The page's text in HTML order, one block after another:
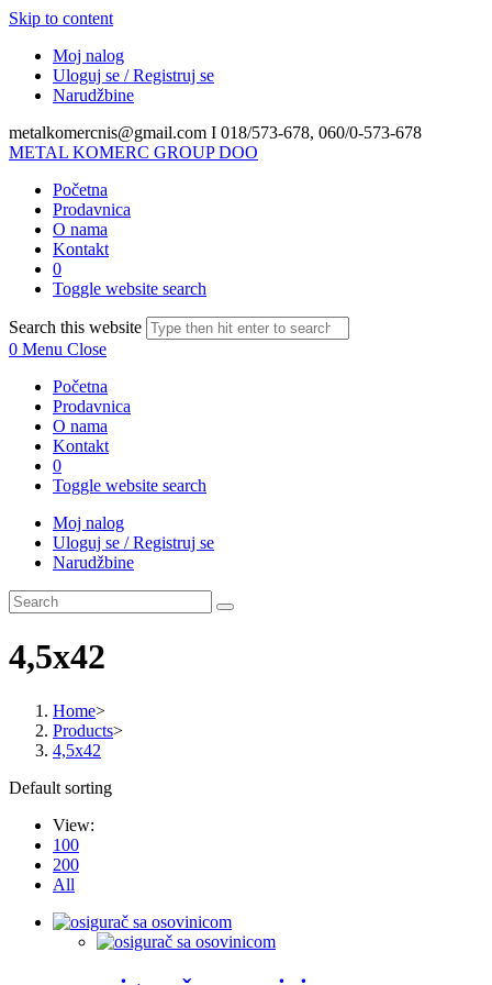
Skip to content
Moj nalog
Uloguj se / Registruj se
Narudžbine
metalkomercnis@gmail.com I 018/573-678, 060/0-573-678
METAL KOMERC GROUP DOO
Početna
Prodavnica
O nama
Kontakt
0
Toggle website search
Search this website
0 Menu Close
Početna
Prodavnica
O nama
Kontakt
0
Toggle website search
Moj nalog
Uloguj se / Registruj se
Narudžbine
4,5x42
Home>
Products>
4,5x42
Default sorting
View:
100
200
All